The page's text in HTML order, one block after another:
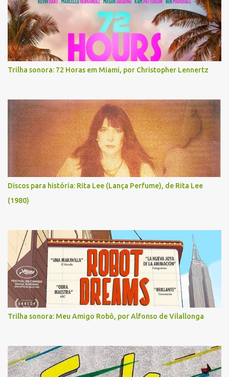
Trilha sonora: 72 Horas em Miami, por Christopher Lennertz
Discos para história: Rita Lee (Lança Perfume), de Rita Lee
(1980)
Trilha sonora: Meu Amigo Robô, por Alfonso de Vilallonga